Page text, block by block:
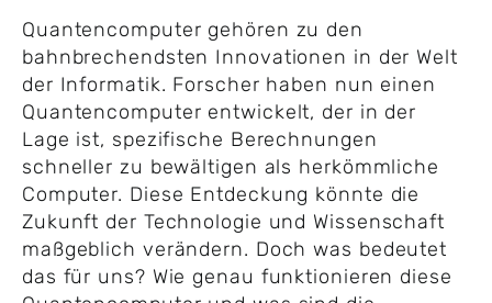
Quantencomputer gehören zu den
bahnbrechendsten Innovationen in der Welt
der Informatik. Forscher haben nun einen
Quantencomputer entwickelt, der in der
Lage ist, spezifische Berechnungen
schneller zu bewältigen als herkömmliche
Computer. Diese Entdeckung könnte die
Zukunft der Technologie und Wissenschaft
maßgeblich verändern. Doch was bedeutet
das für uns? Wie genau funktionieren diese